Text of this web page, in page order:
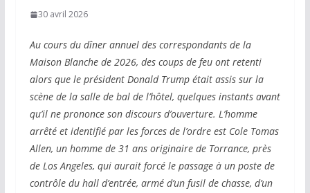
30 avril 2026
Au cours du dîner annuel des correspondants de la
Maison Blanche de 2026, des coups de feu ont retenti
alors que le président Donald Trump était assis sur la
scène de la salle de bal de l’hôtel, quelques instants avant
qu’il ne prononce son discours d’ouverture. L’homme
arrêté et identifié par les forces de l’ordre est Cole Tomas
Allen, un homme de 31 ans originaire de Torrance, près
de Los Angeles, qui aurait forcé le passage à un poste de
contrôle du hall d’entrée, armé d’un fusil de chasse, d’un